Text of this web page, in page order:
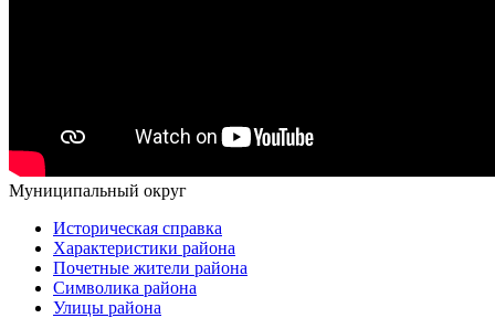
Муниципальный округ
Историческая справка
Характеристики района
Почетные жители района
Символика района
Улицы района